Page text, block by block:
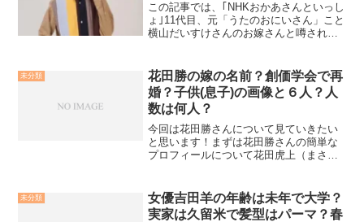
この記事では、｢NHKおかあさんといっし
ょ｣11代目、元「うたのおにいさん」こと
横山だいすけさんのお嫁さんと噂される
いきます！
未分類
花田勝の嫁の名前？創価学会で再
婚？子供(息子)の画像と６人？人
数は何人？
今回は花田勝さんについて見ていきたい
と思います！まずは花田勝さんの簡単な
プロフィールについて花田虎上（まさ
京都杉並区）身長 180cm血液型 B型体
重 ...
未分類
女優吉田羊の年齢は未年で大学？
実家は久留米で髪型はパーマ？春